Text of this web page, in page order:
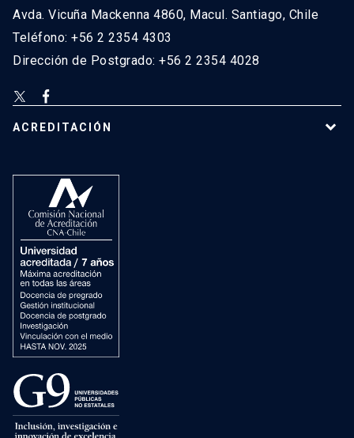
Avda. Vicuña Mackenna 4860, Macul. Santiago, Chile
Teléfono: +56 2 2354 4303
Dirección de Postgrado: +56 2 2354 4028
ACREDITACIÓN